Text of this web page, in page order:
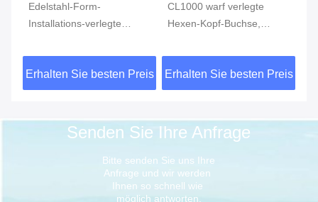
Edelstahl-Form-
Installations-verlegte
114 CL150 AISI 304
Erhalten Sie besten Preis
CL1000 warf verlegte
Hexen-Kopf-Buchse,
ASTM A351
Erhalten Sie besten Preis
Senden Sie Ihre Anfrage
Bitte senden Sie uns Ihre
Anfrage und wir werden
Ihnen so schnell wie
möglich antworten.